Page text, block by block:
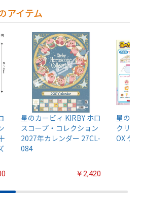
アイテム
星のカービィ KIRBY ホロ
スコープ・コレクション
2027年カレンダー 27CL-
084
￥2,420
星のカ
クリル
OX ケ